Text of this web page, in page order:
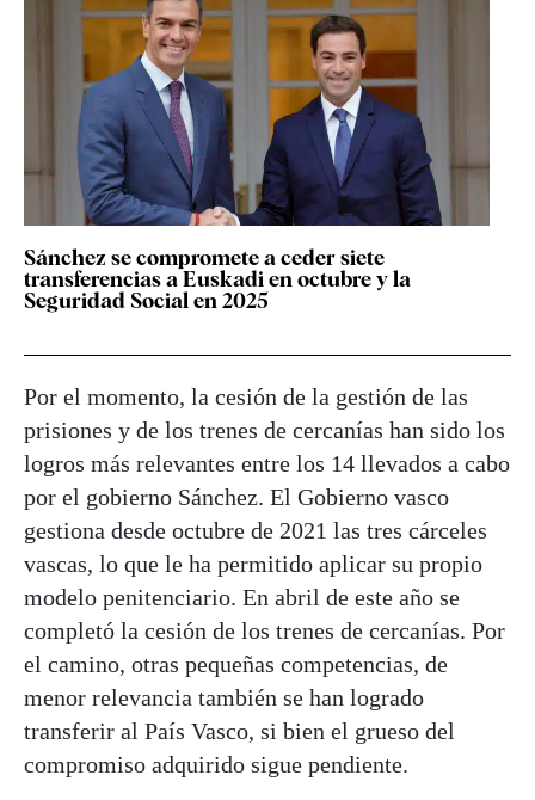
Sánchez se compromete a ceder siete
transferencias a Euskadi en octubre y la
Seguridad Social en 2025
Por el momento, la cesión de la gestión de las
prisiones y de los trenes de cercanías han sido los
logros más relevantes entre los 14 llevados a cabo
por el gobierno Sánchez. El Gobierno vasco
gestiona desde octubre de 2021 las tres cárceles
vascas, lo que le ha permitido aplicar su propio
modelo penitenciario. En abril de este año se
completó la cesión de los trenes de cercanías. Por
el camino, otras pequeñas competencias, de
menor relevancia también se han logrado
transferir al País Vasco, si bien el grueso del
compromiso adquirido sigue pendiente.